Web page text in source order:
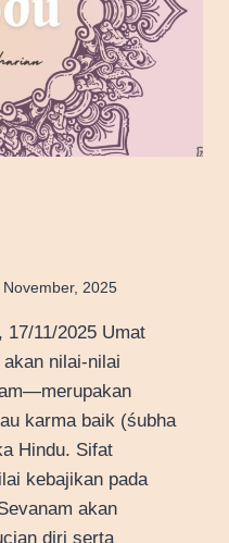
November, 2025
17/11/2025 Umat
nilai-nilai
karma baik (śubha
Hindu. Sifat
kebajikan pada
akan
diri serta